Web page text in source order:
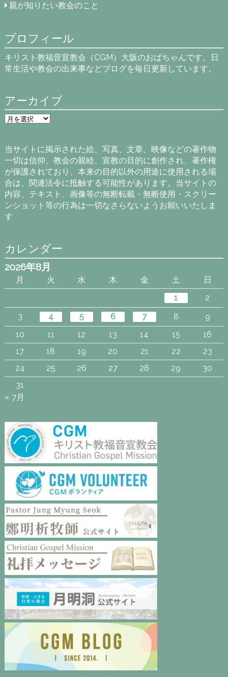
親が知りたい教会のこと
プロフィール
キリスト教福音宣教会（CGM）大阪のおばちゃんです。日
常生活や教会の出来事などブログを毎日更新しています。
アーカイブ
ア
ー
ブ
当サイトに掲示された絵、写真、文章、映像などの著作物
一切は信仰、教会の親睦、宣教の目的に創作され、著作権
が保護されており、本来の目的以外の用途に使用される場
合は、関連法令に抵触する可能性があります。当サイトの
内容、テキスト、画像等の無断転載・無断使用・スクリー
ンショット等の行為は一切なさらないようお願いいたしま
す
カレンダー
2026年8月
月 火 水 木 金 土
日
1
2
3
4 5 6 7 8
9
10
11 12 13 14 15
16
17
18 19 20 21 22
23
24
25 26 27 28 29
30
31
« 7月